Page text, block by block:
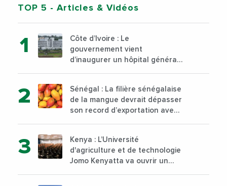
TOP 5 - Articles & Vidéos
Côte d’Ivoire : Le
gouvernement vient
d’inaugurer un hôpital général
Sénégal : La filière sénégalaise
de la mangue devrait dépasser
son record d’exportation avec
Kenya : L’Université
d'agriculture et de technologie
Jomo Kenyatta va ouvrir un